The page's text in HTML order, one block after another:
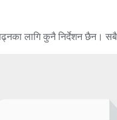
लागि कुनै निर्देशन छैन। सबै